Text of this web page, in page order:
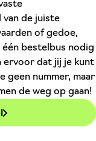
de juiste
of gedoe,
bestelbus nodig
ervoor dat jij je kunt
geen nummer, maar
de weg op gaan!